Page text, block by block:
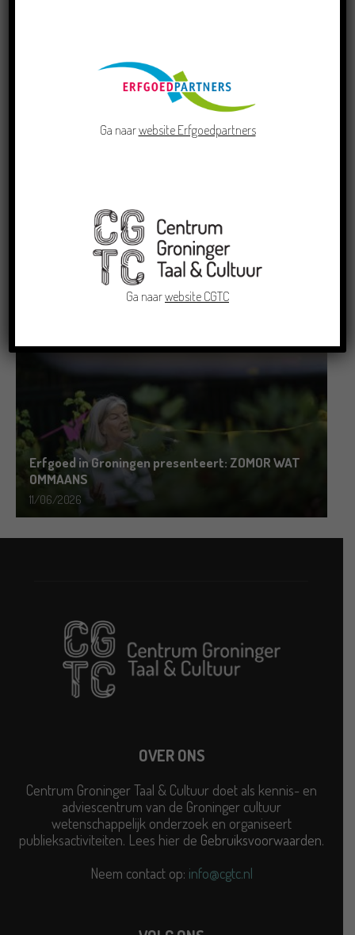
Crowdfunding voor bijzonder kinderboek met
Groningse liedjes en verhalen
Grensoverschrijdende uitwisseling in Oldenburg
rond het Gronings en Platduits
Erfgoed in Groningen presenteert: ZOMOR WAT
OMMAANS
11/06/2026
OVER ONS
Centrum Groninger Taal & Cultuur doet als kennis- en
adviescentrum van de Groninger cultuur
wetenschappelijk onderzoek en organiseert
publieksactiviteiten. Lees hier de Gebruiksvoorwaarden.
Neem contact op: info@cgtc.nl
Ga naarwebsite Erfgoedpartners
Ga naarwebsite CGTC